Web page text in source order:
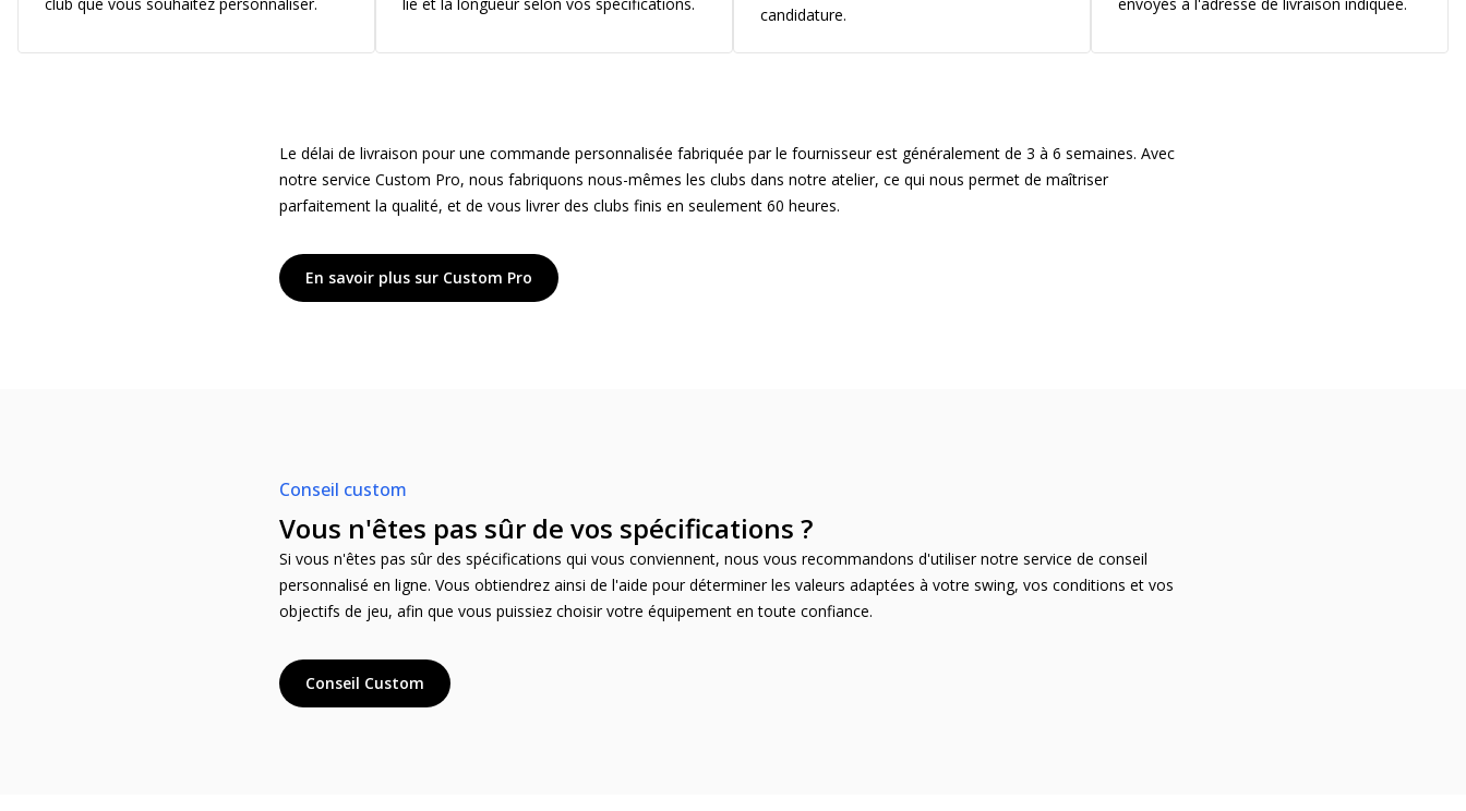
candidature.
Le délai de livraison pour une commande personnalisée fabriquée par le fournisseur est généralement de 3 à 6 semaines. Avec
notre service Custom Pro, nous fabriquons nous-mêmes les clubs dans notre atelier, ce qui nous permet de maîtriser
parfaitement la qualité, et de vous livrer des clubs finis en seulement 60 heures.
En savoir plus sur Custom Pro
Conseil custom
Vous n'êtes pas sûr de vos spécifications ?
Si vous n'êtes pas sûr des spécifications qui vous conviennent, nous vous recommandons d'utiliser notre service de conseil
personnalisé en ligne. Vous obtiendrez ainsi de l'aide pour déterminer les valeurs adaptées à votre swing, vos conditions et vos
objectifs de jeu, afin que vous puissiez choisir votre équipement en toute confiance.
Conseil Custom